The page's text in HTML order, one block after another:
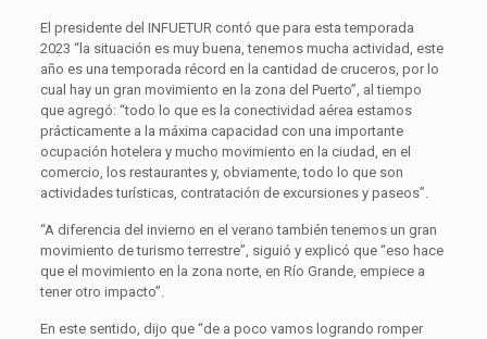
El presidente del INFUETUR contó que para esta temporada
2023 “la situación es muy buena, tenemos mucha actividad, este
año es una temporada récord en la cantidad de cruceros, por lo
cual hay un gran movimiento en la zona del Puerto”, al tiempo
que agregó: “todo lo que es la conectividad aérea estamos
prácticamente a la máxima capacidad con una importante
ocupación hotelera y mucho movimiento en la ciudad, en el
comercio, los restaurantes y, obviamente, todo lo que son
actividades turísticas, contratación de excursiones y paseos”.
“A diferencia del invierno en el verano también tenemos un gran
movimiento de turismo terrestre”, siguió y explicó que “eso hace
que el movimiento en la zona norte, en Río Grande, empiece a
tener otro impacto”.
En este sentido, dijo que “de a poco vamos logrando romper